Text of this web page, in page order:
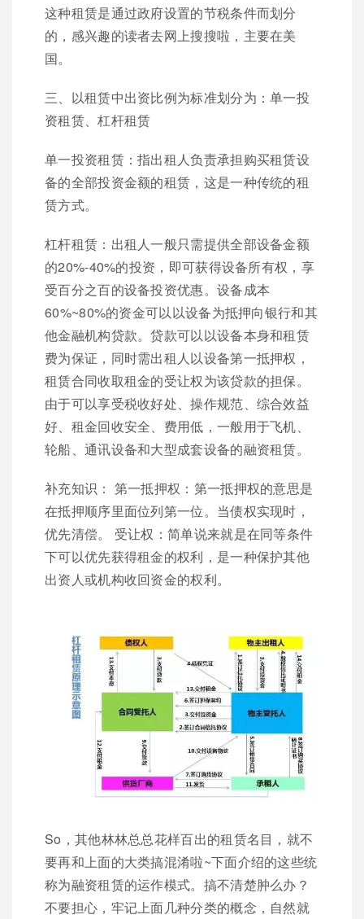
这种租赁是通过政府设置的节税条件而划分
的，感兴趣的读者去网上搜搜啦，主要在美
国。
三、以租赁中出资比例为标准划分为：单一投
资租赁、杠杆租赁
单一投资租赁：指出租人负责承担购买租赁设
备的全部投资金额的租赁，这是一种传统的租
赁方式。
杠杆租赁：出租人一般只需提供全部设备金额
的20%-40%的投资，即可获得设备所有权，享
受百分之百的设备投资优惠。设备成本
60%~80%的资金可以以设备为抵押向银行和其
他金融机构贷款。贷款可以以设备本身和租赁
费为保证，同时需出租人以设备第一抵押权，
租赁合同收取租金的受让权为该贷款的担保。
由于可以享受税收好处、操作规范、综合效益
好、租金回收安全、费用低，一般用于飞机、
轮船、通讯设备和大型成套设备的融资租赁。
补充知识： 第一抵押权：第一抵押权的意思是
在抵押顺序里面位列第一位。当债权实现时，
优先清偿。 受让权：简单说来就是在同等条件
下可以优先获得租金的权利，是一种保护其他
出资人或机构收回资金的权利。
So，其他林林总总花样百出的租赁名目，就不
要再和上面的大类搞混淆啦~下面介绍的这些统
称为融资租赁的运作模式。搞不清楚肿么办？
不要担心，牢记上面几种分类的概念，自然就